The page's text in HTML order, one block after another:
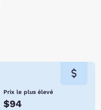
Prix le plus élevé
$94